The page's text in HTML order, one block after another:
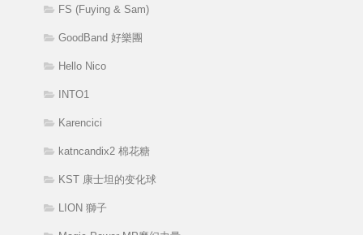
FS (Fuying & Sam)
GoodBand 好樂團
Hello Nico
INTO1
Karencici
katncandix2 棉花糖
KST 康士坦的变化球
LION 獅子